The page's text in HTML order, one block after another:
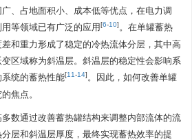
、占地面积小、成本低等优点，在电力调
等领域已有广泛的应用[6-10]。在单罐蓄热
和重力形成了稳定的冷热流体分层，其中高
区域称为斜温层。斜温层的稳定性会影响系
统的蓄热性能[11-14]。因此，如何改善单罐
焦点。
数通过改善蓄热罐结构来调整内部流体的流
层和斜温层厚度，最终实现蓄热效率的提